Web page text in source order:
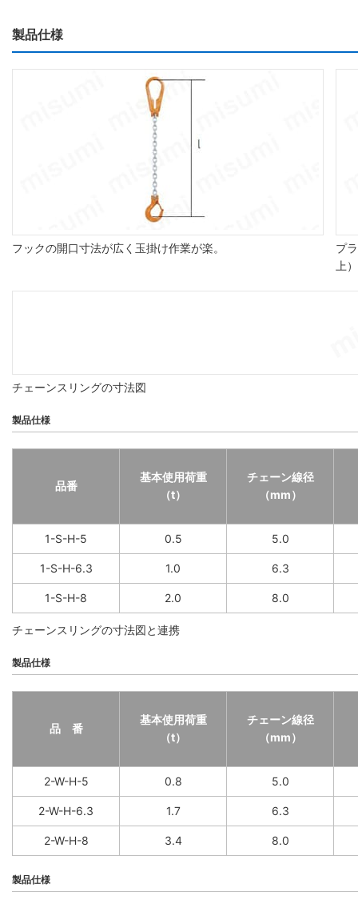
製品仕様
フックの開口寸法が広く玉掛け作業が楽。
プ
上
チェーンスリングの寸法図
製品仕様
品番
基本使用荷重
（t）
チェーン線径
（mm）
1-S-H-5 0.5 5.0
1-S-H-6.3 1.0 6.3
1-S-H-8 2.0 8.0
チェーンスリングの寸法図と連携
製品仕様
品 番
基本使用荷重
（t）
チェーン線径
（mm）
2-W-H-5 0.8 5.0
2-W-H-6.3 1.7 6.3
2-W-H-8 3.4 8.0
製品仕様